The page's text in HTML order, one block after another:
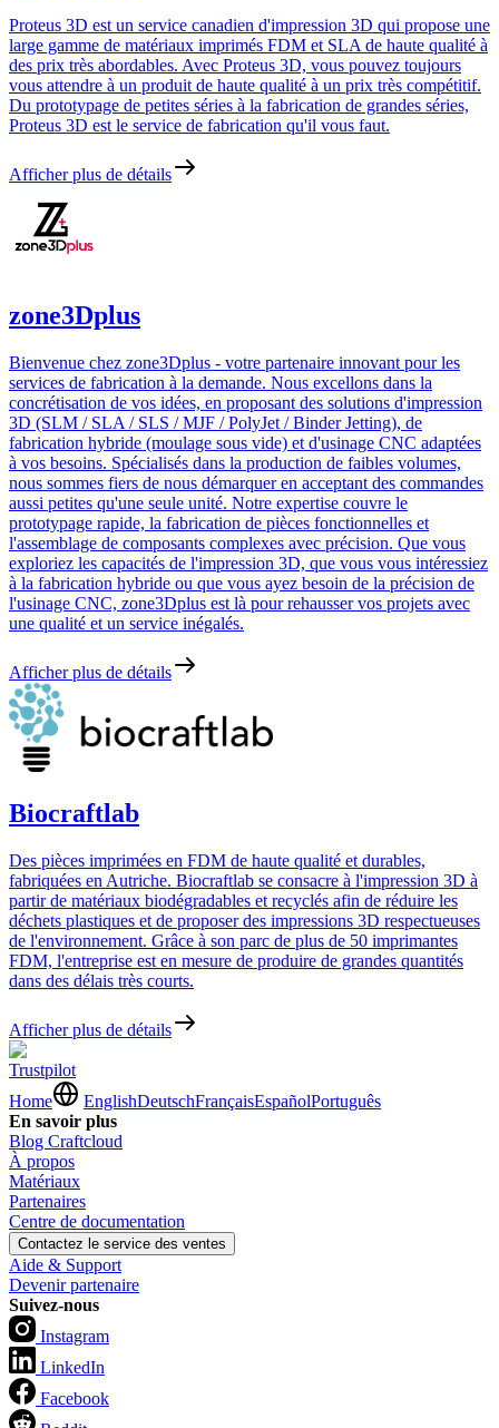
Proteus 3D est un service canadien d'impression 3D qui propose une
large gamme de matériaux imprimés FDM et SLA de haute qualité à
des prix très abordables. Avec Proteus 3D, vous pouvez toujours
vous attendre à un produit de haute qualité à un prix très compétitif.
Du prototypage de petites séries à la fabrication de grandes séries,
Proteus 3D est le service de fabrication qu'il vous faut.
Afficher plus de détails
zone3Dplus
Bienvenue chez zone3Dplus - votre partenaire innovant pour les
services de fabrication à la demande. Nous excellons dans la
concrétisation de vos idées, en proposant des solutions d'impression
3D (SLM / SLA / SLS / MJF / PolyJet / Binder Jetting), de
fabrication hybride (moulage sous vide) et d'usinage CNC adaptées
à vos besoins. Spécialisés dans la production de faibles volumes,
nous sommes fiers de nous démarquer en acceptant des commandes
aussi petites qu'une seule unité. Notre expertise couvre le
prototypage rapide, la fabrication de pièces fonctionnelles et
l'assemblage de composants complexes avec précision. Que vous
exploriez les capacités de l'impression 3D, que vous vous intéressiez
à la fabrication hybride ou que vous ayez besoin de la précision de
l'usinage CNC, zone3Dplus est là pour rehausser vos projets avec
une qualité et un service inégalés.
Afficher plus de détails
Biocraftlab
Des pièces imprimées en FDM de haute qualité et durables,
fabriquées en Autriche. Biocraftlab se consacre à l'impression 3D à
partir de matériaux biodégradables et recyclés afin de réduire les
déchets plastiques et de proposer des impressions 3D respectueuses
de l'environnement. Grâce à son parc de plus de 50 imprimantes
FDM, l'entreprise est en mesure de produire de grandes quantités
dans des délais très courts.
Afficher plus de détails
Trustpilot
Home
EnglishDeutschFrançaisEspañolPortuguês
En savoir plus
Blog Craftcloud
À propos
Matériaux
Partenaires
Centre de documentation
Contactez le service des ventes
Aide & Support
Devenir partenaire
Suivez-nous
Instagram
LinkedIn
Facebook